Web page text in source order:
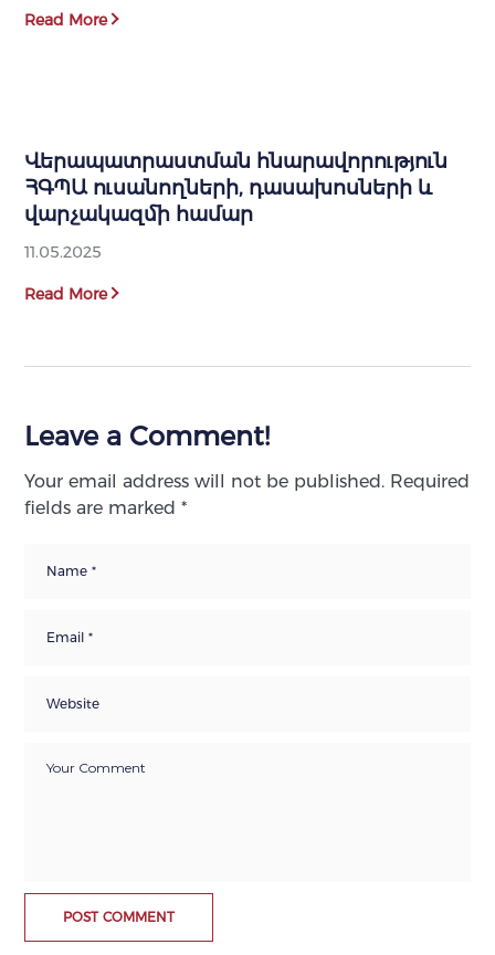
Read More
Վերապատրաստման հնարավորություն
ՀԳՊԱ ուսանողների, դասախոսների և
վարչակազմի համար
11.05.2025
Read More
Leave a Comment!
Your email address will not be published. Required
fields are marked*